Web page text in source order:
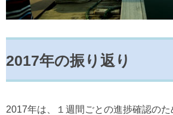
2017年の振り返り
2017年は、１週間ごとの進捗確認の